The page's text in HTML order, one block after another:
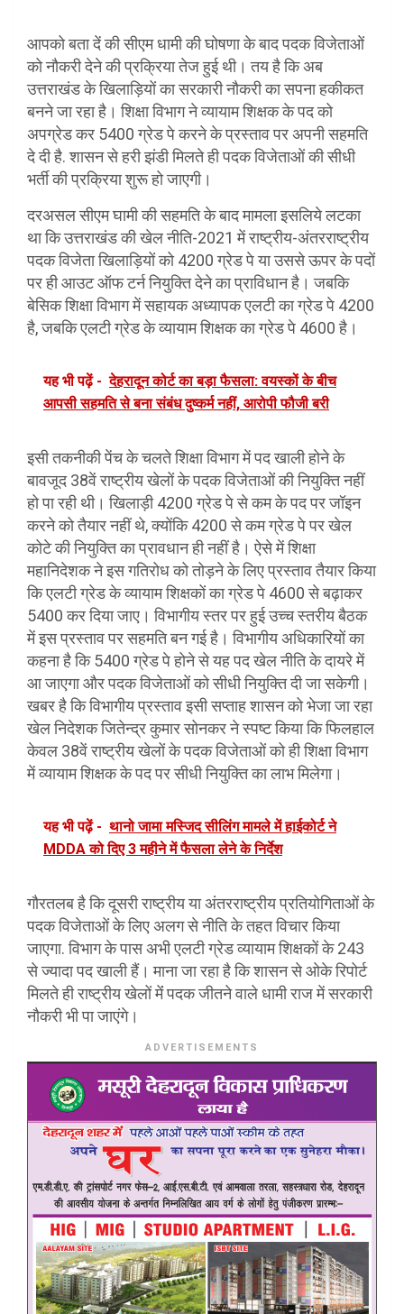
आपको बता दें की सीएम धामी की घोषणा के बाद पदक विजेताओं
को नौकरी देने की प्रक्रिया तेज हुई थी। तय है कि अब
उत्तराखंड के खिलाड़ियों का सरकारी नौकरी का सपना हकीकत
बनने जा रहा है। शिक्षा विभाग ने व्यायाम शिक्षक के पद को
अपग्रेड कर 5400 ग्रेड पे करने के प्रस्ताव पर अपनी सहमति
दे दी है. शासन से हरी झंडी मिलते ही पदक विजेताओं की सीधी
भर्ती की प्रक्रिया शुरू हो जाएगी।
दरअसल सीएम घामी की सहमति के बाद मामला इसलिये लटका
था कि उत्तराखंड की खेल नीति-2021 में राष्ट्रीय-अंतरराष्ट्रीय
पदक विजेता खिलाड़ियों को 4200 ग्रेड पे या उससे ऊपर के पदों
पर ही आउट ऑफ टर्न नियुक्ति देने का प्राविधान है। जबकि
बेसिक शिक्षा विभाग में सहायक अध्यापक एलटी का ग्रेड पे 4200
है, जबकि एलटी ग्रेड के व्यायाम शिक्षक का ग्रेड पे 4600 है।
यह भी पढ़ें - देहरादून कोर्ट का बड़ा फैसला: वयस्कों के बीच
आपसी सहमति से बना संबंध दुष्कर्म नहीं, आरोपी फौजी बरी
इसी तकनीकी पेंच के चलते शिक्षा विभाग में पद खाली होने के
बावजूद 38वें राष्ट्रीय खेलों के पदक विजेताओं की नियुक्ति नहीं
हो पा रही थी। खिलाड़ी 4200 ग्रेड पे से कम के पद पर जॉइन
करने को तैयार नहीं थे, क्योंकि 4200 से कम ग्रेड पे पर खेल
कोटे की नियुक्ति का प्रावधान ही नहीं है। ऐसे में शिक्षा
महानिदेशक ने इस गतिरोध को तोड़ने के लिए प्रस्ताव तैयार किया
कि एलटी ग्रेड के व्यायाम शिक्षकों का ग्रेड पे 4600 से बढ़ाकर
5400 कर दिया जाए। विभागीय स्तर पर हुई उच्च स्तरीय बैठक
में इस प्रस्ताव पर सहमति बन गई है। विभागीय अधिकारियों का
कहना है कि 5400 ग्रेड पे होने से यह पद खेल नीति के दायरे में
आ जाएगा और पदक विजेताओं को सीधी नियुक्ति दी जा सकेगी।
खबर है कि विभागीय प्रस्ताव इसी सप्ताह शासन को भेजा जा रहा
खेल निदेशक जितेन्द्र कुमार सोनकर ने स्पष्ट किया कि फिलहाल
केवल 38वें राष्ट्रीय खेलों के पदक विजेताओं को ही शिक्षा विभाग
में व्यायाम शिक्षक के पद पर सीधी नियुक्ति का लाभ मिलेगा।
यह भी पढ़ें - थानो जामा मस्जिद सीलिंग मामले में हाईकोर्ट ने
MDDA को दिए 3 महीने में फैसला लेने के निर्देश
गौरतलब है कि दूसरी राष्ट्रीय या अंतरराष्ट्रीय प्रतियोगिताओं के
पदक विजेताओं के लिए अलग से नीति के तहत विचार किया
जाएगा. विभाग के पास अभी एलटी ग्रेड व्यायाम शिक्षकों के 243
से ज्यादा पद खाली हैं। माना जा रहा है कि शासन से ओके रिपोर्ट
मिलते ही राष्ट्रीय खेलों मेंं पदक जीतने वाले धामी राज में सरकारी
नौकरी भी पा जाएंगे।
ADVERTISEMENTS